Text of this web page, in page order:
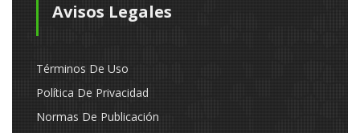
Avisos Legales
Términos De Uso
Política De Privacidad
Normas De Publicación